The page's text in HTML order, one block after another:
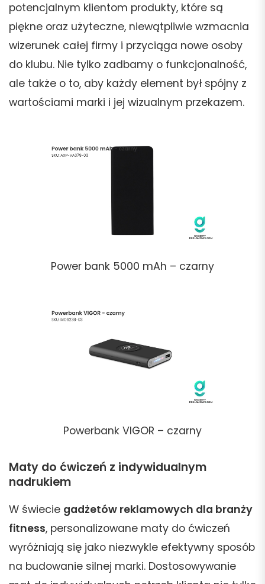
potencjalnym klientom produkty, które są
piękne oraz użyteczne, niewątpliwie wzmacnia
wizerunek całej firmy i przyciąga nowe osoby
do klubu. Nie tylko zadbamy o funkcjonalność,
ale także o to, aby każdy element był spójny z
wartościami marki i jej wizualnym przekazem.
Power bank 5000 mAh – czarny
Powerbank VIGOR – czarny
Maty do ćwiczeń z indywidualnym
nadrukiem
W świecie gadżetów reklamowych dla branży
fitness, personalizowane maty do ćwiczeń
wyróżniają się jako niezwykle efektywny sposób
na budowanie silnej marki. Dostosowywanie